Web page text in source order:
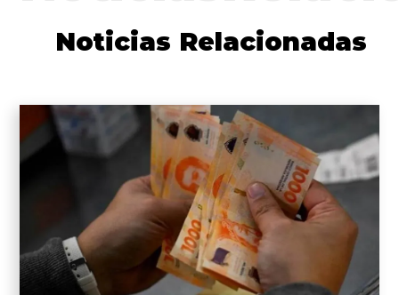
Noticias Relacionadas